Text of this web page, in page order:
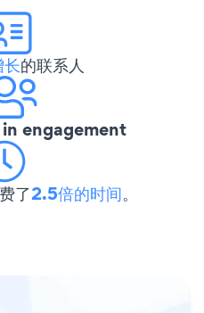
的联系人
in engagement
了2.5倍的时间。